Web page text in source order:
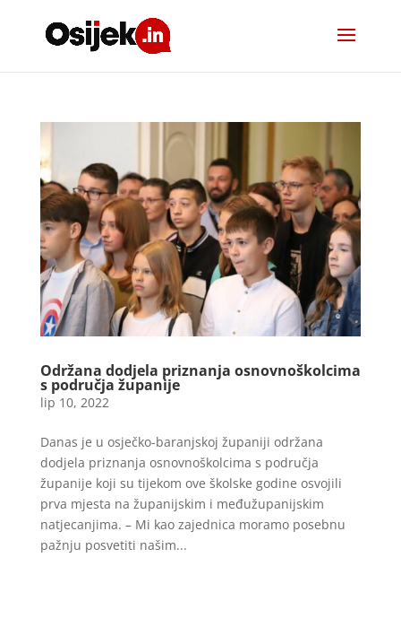
Održana dodjela priznanja osnovnoškolcima
s područja županije
lip 10, 2022
Danas je u osječko-baranjskoj županiji održana
dodjela priznanja osnovnoškolcima s područja
županije koji su tijekom ove školske godine osvojili
prva mjesta na županijskim i međužupanijskim
natjecanjima. – Mi kao zajednica moramo posebnu
pažnju posvetiti našim...